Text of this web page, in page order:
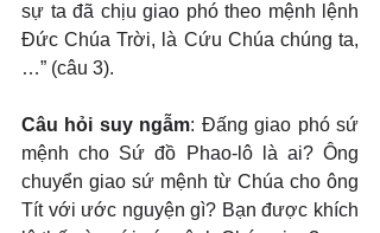
sự ta đã chịu giao phó theo mệnh lệnh
Đức Chúa Trời, là Cứu Chúa chúng ta,
…” (câu 3).
Câu hỏi suy ngẫm: Đấng giao phó sứ
mệnh cho Sứ đồ Phao-lô là ai? Ông
chuyển giao sứ mệnh từ Chúa cho ông
Tít với ước nguyện gì? Bạn được khích